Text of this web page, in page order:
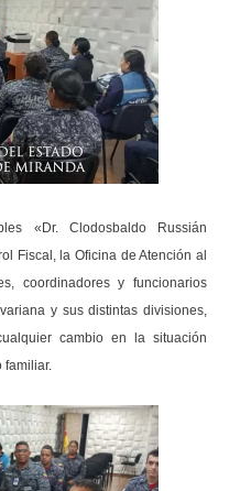
«Dr. Clodosbaldo Russián
Fiscal, la Oficina de Atención al
coordinadores y funcionarios
y sus distintas divisiones,
cambio en la situación
familiar.